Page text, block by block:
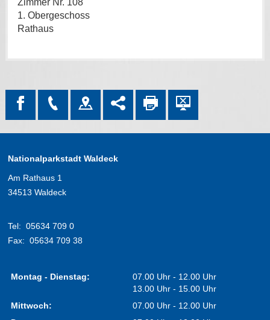
1. Obergeschoss
Rathaus
Nationalparkstadt Waldeck
Am Rathaus 1
34513 Waldeck
Tel: 05634 709 0
Fax: 05634 709 38
Montag - Dienstag:
07.00 Uhr - 12.00 Uhr
13.00 Uhr - 15.00 Uhr
Mittwoch:
07.00 Uhr - 12.00 Uhr